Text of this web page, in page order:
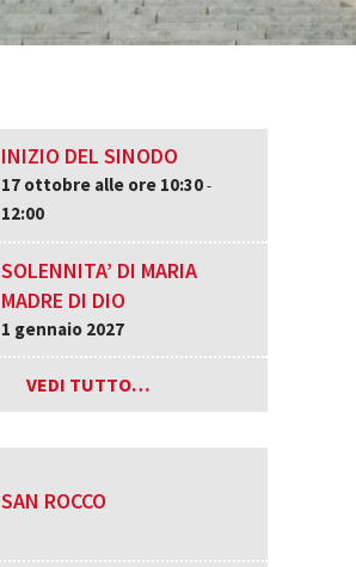
INIZIO DEL SINODO
17 ottobre alle ore 10:30-
12:00
SOLENNITA’ DI MARIA
MADRE DI DIO
1 gennaio 2027
VEDI TUTTO…
SAN ROCCO